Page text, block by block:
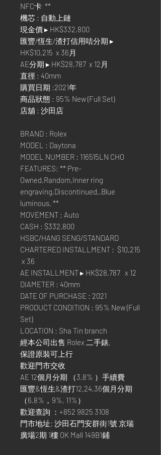
NFC卡 **
機芯 : 自動上鏈
現金價 ▸ HK$332,800
匯豐/恆生/渣打信用咭分期 ▸
HK$10,215 x 36月
AE分期 ▸ HK$28,787 x 12月
直徑 : 40mm
購買日期 :2021年
商品狀態 : 95% New (Full Set)
店舖 : 沙田店
BRAND : Rolex
MODEL : Daytona
MODEL NUMBER : 116515LN CHO
FEATURES: ** Pre-
Owned,Random,Inner ring
engraving,Discontinued,,Blue
luminous, **
MOVEMENT : Auto
CASH : $332,800
HSBC/HANG SENG/STANDARD
CHARTERED INSTALLMENT : $10,215
x 36
AE INSTALLMENT ▸ HK$28,787 x 12
DIAMETER : 40mm
DATE OF PURCHASE : 2021
PRODUCT CONDITION : 95% New (Full
Set)
LOCATION : Sha Tin branch
經本公司出售 Rolex 二手錶,
保證原裝可上行
歡迎門市交收
AE 12個月分期 （3.8% ）手續費
匯豐&恆生&渣打12,24,36個月分期
（6.8%，9%, 11%）
歡迎查詢 ：+852 9825 3108
門市地址: 沙田石門安群街1號 京瑞
廣場2期 1樓 OK Mall 149B1鋪